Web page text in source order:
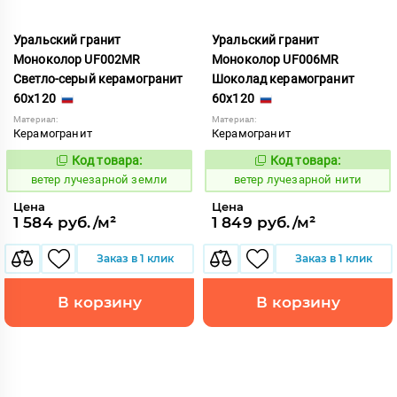
Уральский гранит
Моноколор UF002MR
Светло-серый керамогранит
60x120
Материал:
Керамогранит
120280
Код товара:
ветер лучезарной земли
Цена
1 584 руб./м²
Заказ в 1 клик
В корзину
Уральский гранит
Моноколор UF006MR
Шоколад керамогранит
60x120
Материал:
Керамогранит
120310
Код товара:
ветер лучезарной нити
Цена
1 849 руб./м²
Заказ в 1 клик
В корзину